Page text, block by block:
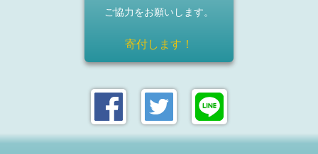
ご協力をお願いします。
寄付します！